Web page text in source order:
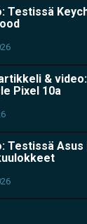
Testissä
&
Pixel 10a
Testissä Asus